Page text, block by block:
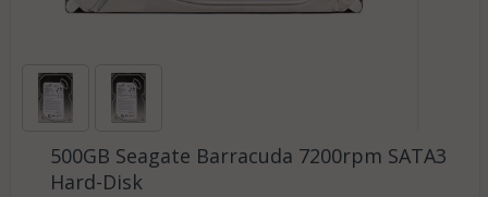
500GB Seagate Barracuda 7200rpm SATA3
Hard-Disk